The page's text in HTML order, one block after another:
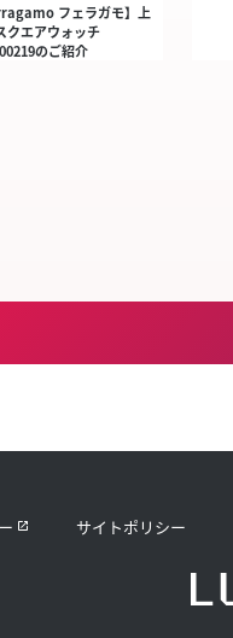
フェラガモ】上
クエアウォッチ
のご紹介
サイトポリシー